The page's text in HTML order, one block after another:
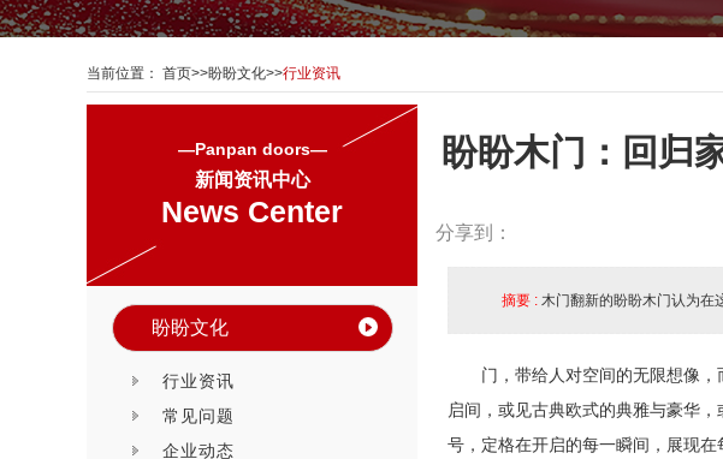
当前位置： 首页>>盼盼文化>>行业资讯
—Panpan doors—
新闻资讯中心
News Center
盼盼文化
行业资讯
常见问题
企业动态
盼盼木门：回归
分享到：
摘要 : 木门翻新的盼盼木门认为在
门，带给人对空间的无限想像
启间，或见古典欧式的典雅与豪华
号，定格在开启的每一瞬间，展现在